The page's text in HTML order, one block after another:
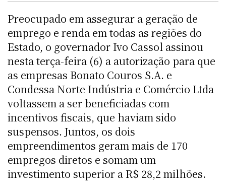
Preocupado em assegurar a geração de
emprego e renda em todas as regiões do
Estado, o governador Ivo Cassol assinou
nesta terça-feira (6) a autorização para que
as empresas Bonato Couros S.A. e
Condessa Norte Indústria e Comércio Ltda
voltassem a ser beneficiadas com
incentivos fiscais, que haviam sido
suspensos. Juntos, os dois
empreendimentos geram mais de 170
empregos diretos e somam um
investimento superior a R$ 28,2 milhões.